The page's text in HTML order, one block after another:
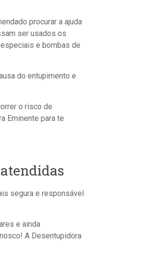
procurar a ajuda
ser usados os
e bombas de
do entupimento e
o risco de
Eminente para te
segura e responsável
e ainda
A Desentupidora